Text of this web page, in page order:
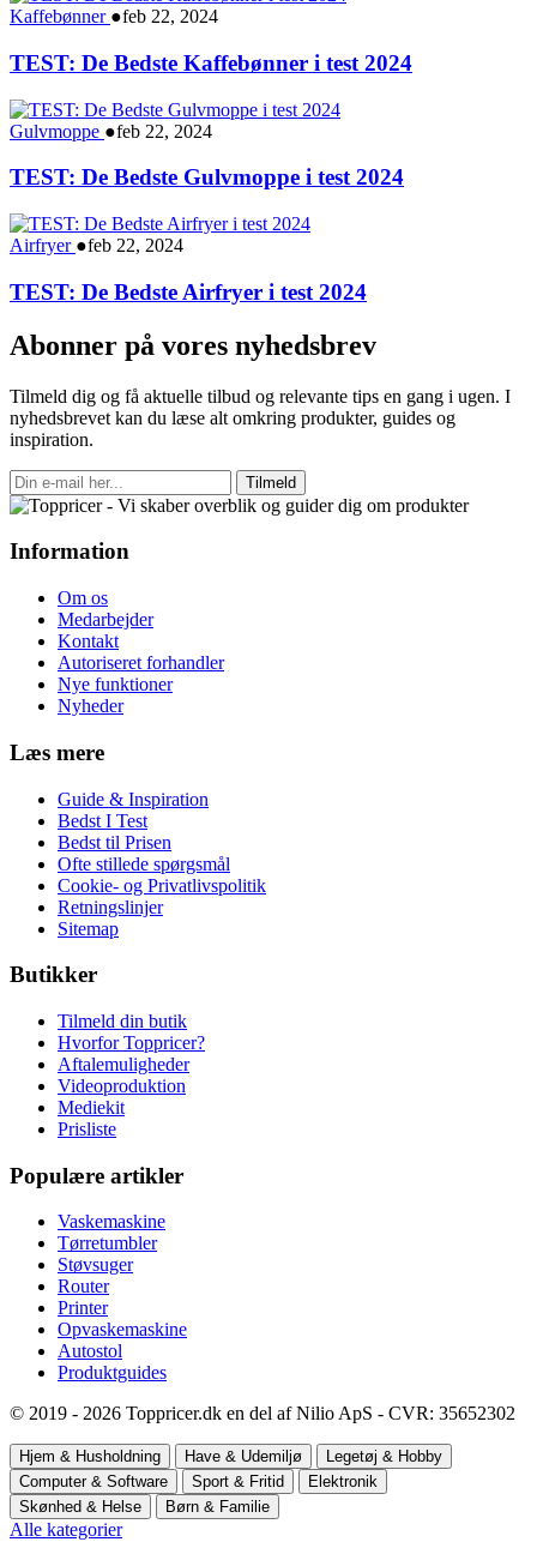
Kaffebønner ●feb 22, 2024
TEST: De Bedste Kaffebønner i test 2024
Gulvmoppe ●feb 22, 2024
TEST: De Bedste Gulvmoppe i test 2024
Airfryer ●feb 22, 2024
TEST: De Bedste Airfryer i test 2024
Abonner på vores nyhedsbrev
Tilmeld dig og få aktuelle tilbud og relevante tips en gang i ugen. I
nyhedsbrevet kan du læse alt omkring produkter, guides og
inspiration.
Tilmeld
Information
Om os
Medarbejder
Kontakt
Autoriseret forhandler
Nye funktioner
Nyheder
Læs mere
Guide & Inspiration
Bedst I Test
Bedst til Prisen
Ofte stillede spørgsmål
Cookie- og Privatlivspolitik
Retningslinjer
Sitemap
Butikker
Tilmeld din butik
Hvorfor Toppricer?
Aftalemuligheder
Videoproduktion
Mediekit
Prisliste
Populære artikler
Vaskemaskine
Tørretumbler
Støvsuger
Router
Printer
Opvaskemaskine
Autostol
Produktguides
© 2019 - 2026 Toppricer.dk en del af Nilio ApS - CVR: 35652302
Hjem & Husholdning Have & Udemiljø
Legetøj & Hobby
Computer & Software
Sport & Fritid
Elektronik
Skønhed & Helse
Børn & Familie
Alle kategorier